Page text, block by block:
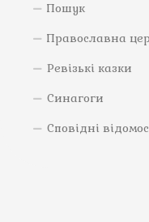
Пошук
Православна
Ревізькі казки
Синагоги
Сповідні